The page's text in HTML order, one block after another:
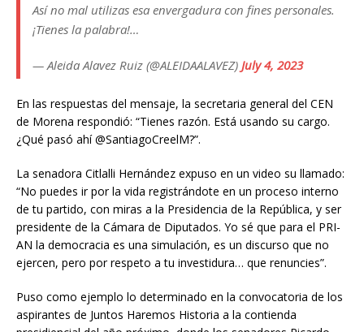
Así no mal utilizas esa envergadura con fines personales.
¡Tienes la palabra!…
— Aleida Alavez Ruiz (@ALEIDAALAVEZ) July 4, 2023
En las respuestas del mensaje, la secretaria general del CEN
de Morena respondió: “Tienes razón. Está usando su cargo.
¿Qué pasó ahí @SantiagoCreelM?”.
La senadora Citlalli Hernández expuso en un video su llamado:
“No puedes ir por la vida registrándote en un proceso interno
de tu partido, con miras a la Presidencia de la República, y ser
presidente de la Cámara de Diputados. Yo sé que para el PRI-
AN la democracia es una simulación, es un discurso que no
ejercen, pero por respeto a tu investidura… que renuncies”.
Puso como ejemplo lo determinado en la convocatoria de los
aspirantes de Juntos Haremos Historia a la contienda